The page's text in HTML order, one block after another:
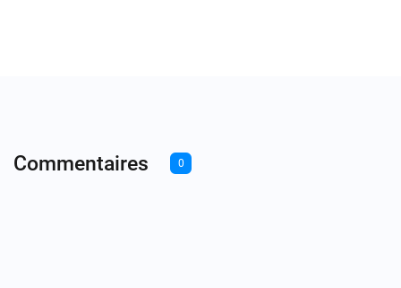
Commentaires 0